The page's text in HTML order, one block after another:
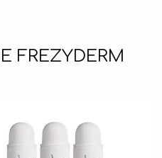
FREZYDERM